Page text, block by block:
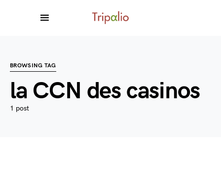
BROWSING TAG
la CCN des casinos
1 post